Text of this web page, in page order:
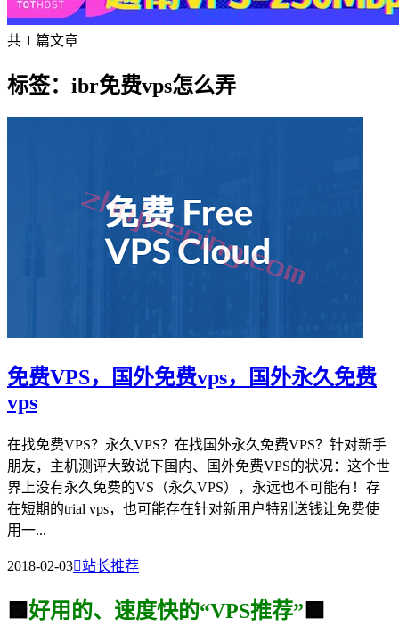
共 1 篇文章
标签：ibr免费vps怎么弄
免费VPS，国外免费vps，国外永久免费
vps
在找免费VPS？永久VPS？在找国外永久免费VPS？针对新手
朋友，主机测评大致说下国内、国外免费VPS的状况：这个世
界上没有永久免费的VS（永久VPS），永远也不可能有！存
在短期的trial vps，也可能存在针对新用户特别送钱让免费使
用一...
2018-02-03站长推荐
🟩 好用的、速度快的“VPS推荐” 🟩